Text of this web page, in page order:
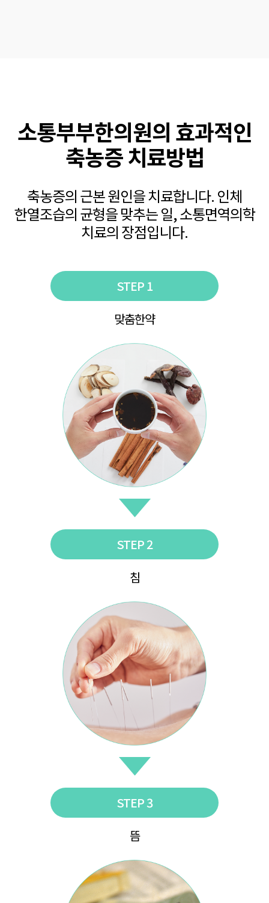
소통부부한의원의 효과적인
축농증 치료방법
축농증의 근본 원인을 치료합니다. 인체
한열조습의 균형을 맞추는 일, 소통면역의학
치료의 장점입니다.
STEP 1
맞춤한약
STEP 2
침
STEP 3
뜸